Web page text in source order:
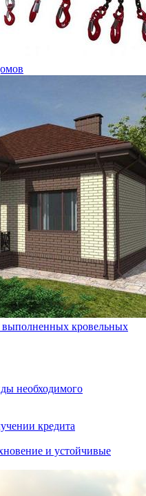
кровельных
необходимого
кредита
и устойчивые